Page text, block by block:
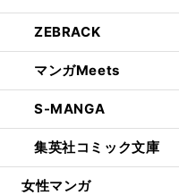
ZEBRACK
マンガMeets
S-MANGA
集英社コミック文庫
女性マンガ